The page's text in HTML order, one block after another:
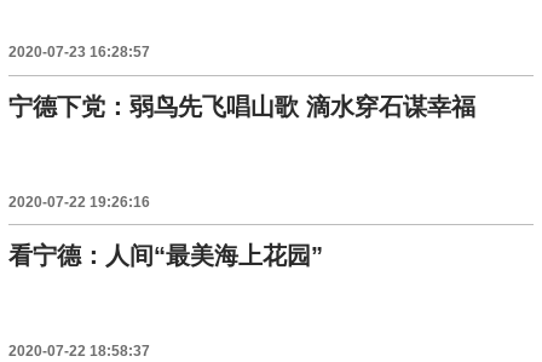
2020-07-23 16:28:57
宁德下党：弱鸟先飞唱山歌 滴水穿石谋幸福
2020-07-22 19:26:16
看宁德：人间“最美海上花园”
2020-07-22 18:58:37